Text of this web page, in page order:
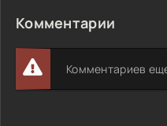
Комментарии
Комментариев